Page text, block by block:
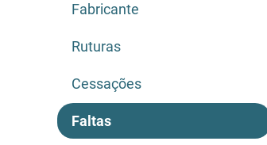
Fabricante
Ruturas
Cessações
Faltas